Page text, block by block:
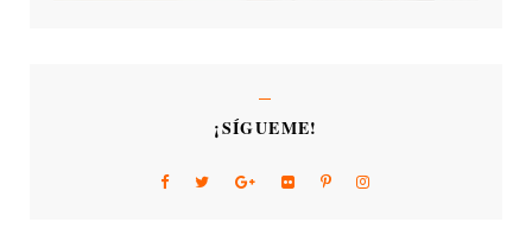
¡SÍGUEME!